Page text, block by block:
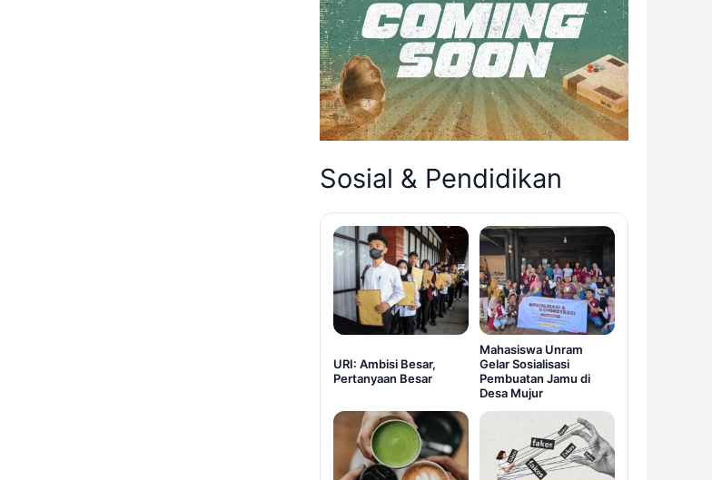
Sosial & Pendidikan
URI: Ambisi Besar,
Pertanyaan Besar
Mahasiswa Unram
Gelar Sosialisasi
Pembuatan Jamu di
Desa Mujur